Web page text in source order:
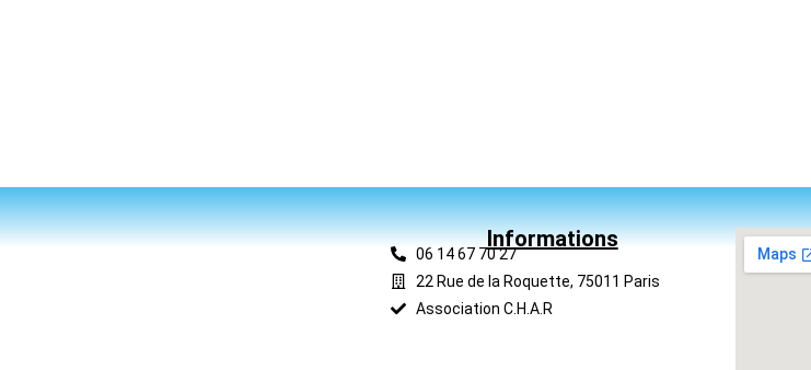
Informations
06 14 67 70 27
22 Rue de la Roquette, 75011 Paris
Association C.H.A.R